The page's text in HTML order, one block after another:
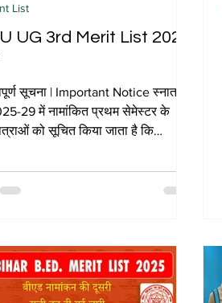
UG 3rd Merit List 2025
सूचना | Important Notice स्नातक
29 में नामांकित प्रथम सेमेस्टर के
को सूचित किया जाता है कि
List